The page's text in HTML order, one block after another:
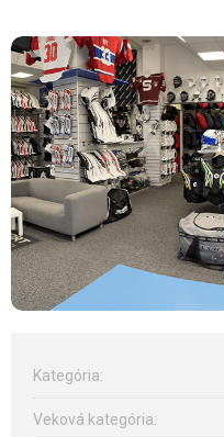
Kategória:
Veková kategória: